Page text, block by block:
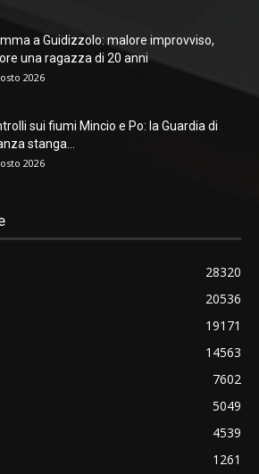
a Guidizzolo: malore improvviso,
una ragazza di 20 anni
2026
sui fiumi Mincio e Po: la Guardia di
stanga...
2026
28320
20536
19171
14563
7602
5049
4539
1261